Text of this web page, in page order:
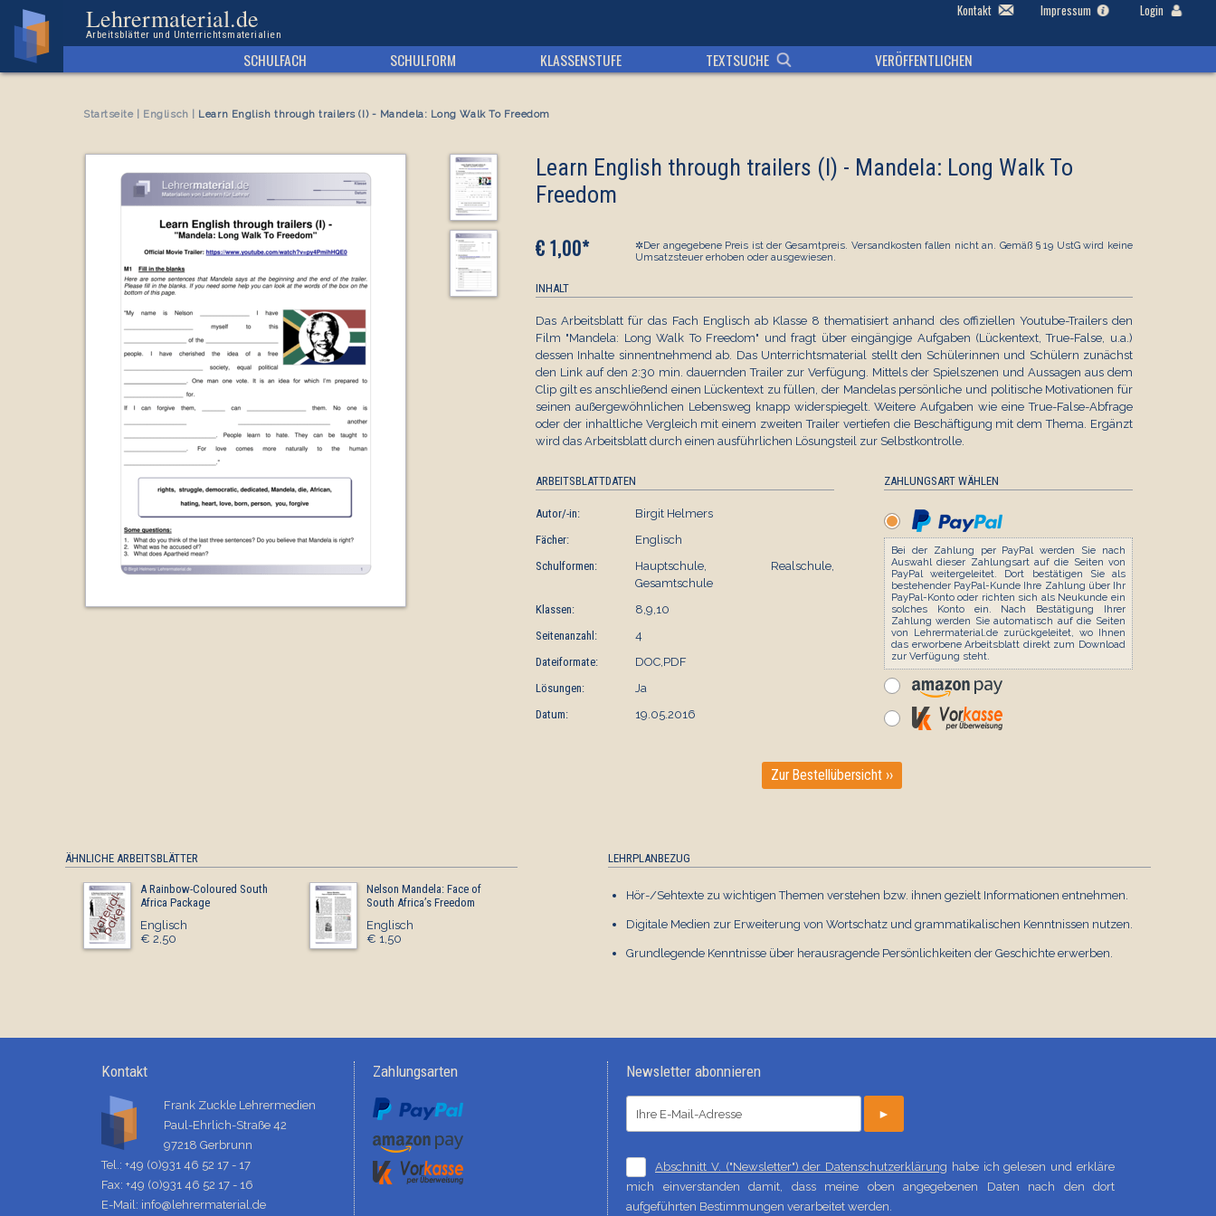
Lehrermaterial.de
Arbeitsblätter und Unterrichtsmaterialien
Kontakt Impressum Login
SCHULFACH SCHULFORM KLASSENSTUFE TEXTSUCHE VERÖFFENTLICHEN
Startseite| Englisch Learn English through trailers (I) - Mandela: Long Walk To Freedom
Learn English through trailers (I) - Mandela: Long Walk To
Freedom
€ 1,00*
✲Der angegebene Preis ist der Gesamtpreis. Versandkosten fallen nicht an. Gemäß § 19 UstG wird keine
Umsatzsteuer erhoben oder ausgewiesen.
INHALT
Das Arbeitsblatt für das Fach Englisch ab Klasse 8 thematisiert anhand des offiziellen Youtube-Trailers den
Film "Mandela: Long Walk To Freedom" und fragt über eingängige Aufgaben (Lückentext, True-False, u.a.)
dessen Inhalte sinnentnehmend ab. Das Unterrichtsmaterial stellt den Schülerinnen und Schülern zunächst
den Link auf den 2:30 min. dauernden Trailer zur Verfügung. Mittels der Spielszenen und Aussagen aus dem
Clip gilt es anschließend einen Lückentext zu füllen, der Mandelas persönliche und politische Motivationen für
seinen außergewöhnlichen Lebensweg knapp widerspiegelt. Weitere Aufgaben wie eine True-False-Abfrage
oder der inhaltliche Vergleich mit einem zweiten Trailer vertiefen die Beschäftigung mit dem Thema. Ergänzt
wird das Arbeitsblatt durch einen ausführlichen Lösungsteil zur Selbstkontrolle.
ARBEITSBLATTDATEN
Autor/-in:
Birgit Helmers
Fächer:
Englisch
Schulformen:
Hauptschule, Realschule,
Gesamtschule
Klassen:
8,9,10
Seitenanzahl:
4
Dateiformate:
DOC,PDF
Lösungen:
Ja
Datum:
19.05.2016
ZAHLUNGSART WÄHLEN
Bei der Zahlung per PayPal werden Sie nach
Auswahl dieser Zahlungsart auf die Seiten von
PayPal weitergeleitet. Dort bestätigen Sie als
bestehender PayPal-Kunde Ihre Zahlung über Ihr
PayPal-Konto oder richten sich als Neukunde ein
solches Konto ein. Nach Bestätigung Ihrer
Zahlung werden Sie automatisch auf die Seiten
von Lehrermaterial.de zurückgeleitet, wo Ihnen
das erworbene Arbeitsblatt direkt zum Download
zur Verfügung steht.
Zur Bestellübersicht ››
ÄHNLICHE ARBEITSBLÄTTER
A Rainbow-Coloured South
Africa Package
Englisch
€ 2,50
Nelson Mandela: Face of
South Africa’s Freedom
Englisch
€ 1,50
A Magic South Africa
Crossword
Englisch
LEHRPLANBEZUG
Hör-/Sehtexte zu wichtigen Themen verstehen bzw. ihnen gezielt Informationen entnehmen.
Digitale Medien zur Erweiterung von Wortschatz und grammatikalischen Kenntnissen nutzen.
Grundlegende Kenntnisse über herausragende Persönlichkeiten der Geschichte erwerben.
Kontakt
Frank Zuckle Lehrermedien
Paul-Ehrlich-Straße 42
97218 Gerbrunn
Tel.: +49 (0)931 46 52 17 - 17
Fax: +49 (0)931 46 52 17 - 16
E-Mail: info@lehrermaterial.de
Zahlungsarten Newsletter abonnieren
►
Abschnitt V. ("Newsletter") der Datenschutzerklärung habe ich gelesen und erkläre
mich einverstanden damit, dass meine oben angegebenen Daten nach den dort
aufgeführten Bestimmungen verarbeitet werden.